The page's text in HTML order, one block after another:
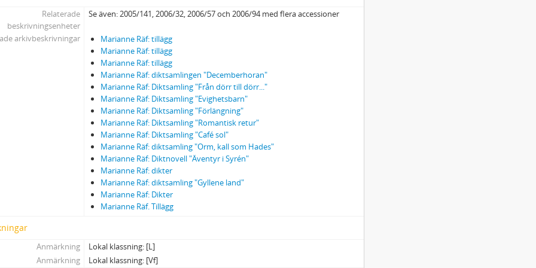
Relaterade
beskrivningsenheter
Se även: 2005/141, 2006/32, 2006/57 och 2006/94 med flera accessioner
arkivbeskrivningar
Marianne Räf: tillägg
Marianne Räf: tillägg
Marianne Räf: tillägg
Marianne Räf: diktsamlingen "Decemberhoran"
Marianne Räf: Diktsamling "Från dörr till dörr..."
Marianne Räf: Diktsamling "Evighetsbarn"
Marianne Räf: Diktsamling "Förlängning"
Marianne Räf: Diktsamling "Romantisk retur"
Marianne Räf: Diktsamling "Café sol"
Marianne Räf: diktsamling "Orm, kall som Hades"
Marianne Räf: Diktnovell "Äventyr i Syrén"
Marianne Räf: dikter
Marianne Räf: diktsamling "Gyllene land"
Marianne Räf: Dikter
Marianne Räf. Tillägg
Anmärkning
Lokal klassning: [L]
Anmärkning
Lokal klassning: [Vf]